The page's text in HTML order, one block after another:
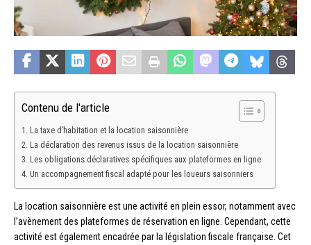
Contenu de l'article
La taxe d’habitation et la location saisonnière
La déclaration des revenus issus de la location saisonnière
Les obligations déclaratives spécifiques aux plateformes en ligne
Un accompagnement fiscal adapté pour les loueurs saisonniers
La location saisonnière est une activité en plein essor, notamment avec
l’avènement des plateformes de réservation en ligne. Cependant, cette
activité est également encadrée par la législation fiscale française. Cet